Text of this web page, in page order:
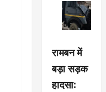
रामबन में
बड़ा सड़क
हादसा: